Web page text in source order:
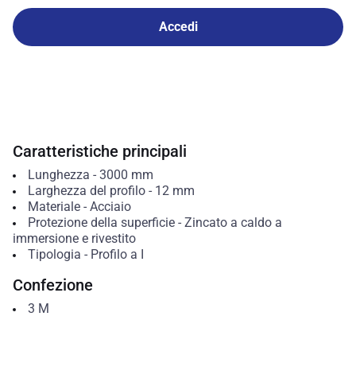
Accedi
Caratteristiche principali
Lunghezza - 3000 mm
Larghezza del profilo- 12 mm
Materiale- Acciaio
Protezione della superficie- Zincato a caldo a
immersione e rivestito
Tipologia - Profilo a I
Confezione
3 M